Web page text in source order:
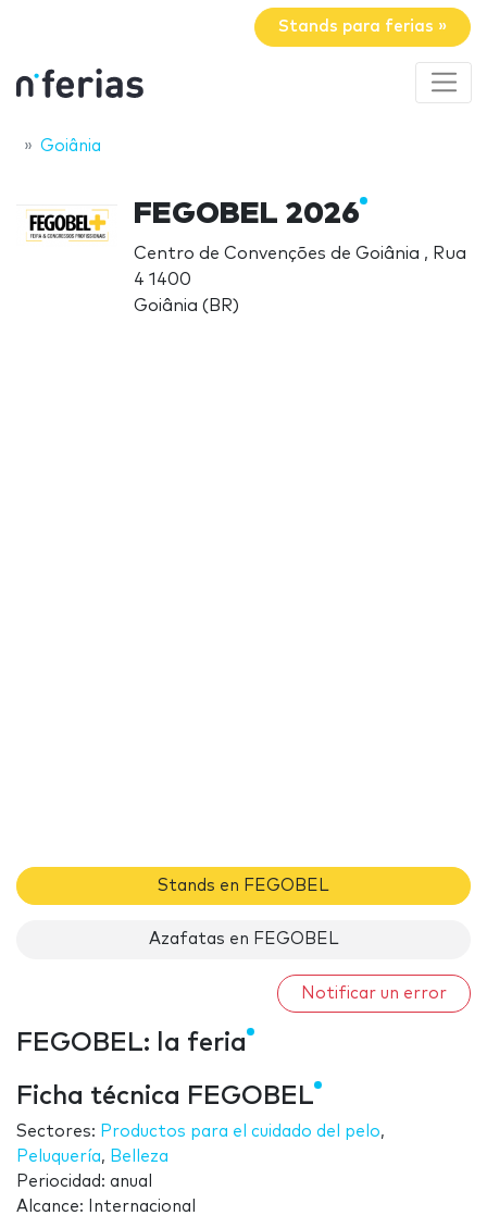
Stands para ferias »
Goiânia
FEGOBEL 2026
Centro de Convenções de Goiânia , Rua
4 1400
Goiânia (BR)
Stands en FEGOBEL
Azafatas en FEGOBEL
Notificar un error
FEGOBEL: la feria
Ficha técnica FEGOBEL
Sectores: Productos para el cuidado del pelo,
Peluquería, Belleza
Periocidad: anual
Alcance: Internacional